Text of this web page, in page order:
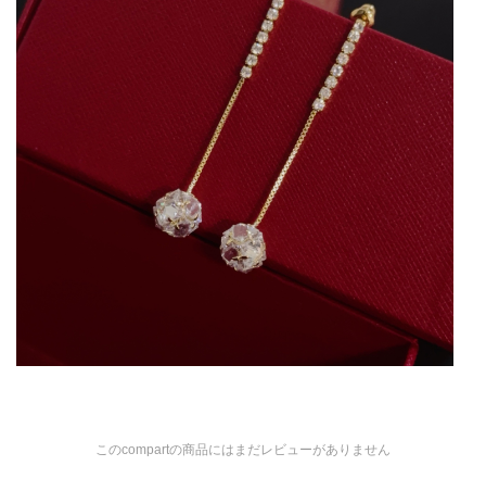
このcompartの商品にはまだレビューがありません